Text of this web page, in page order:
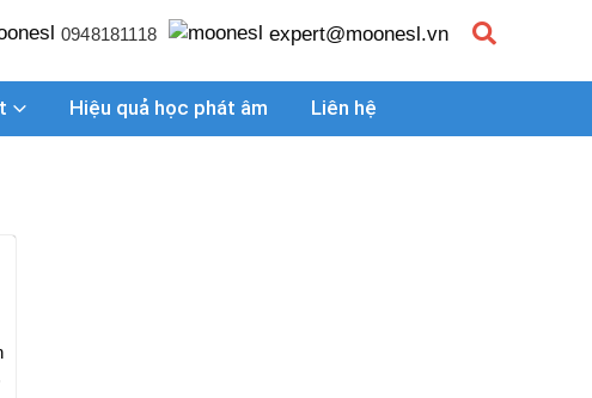
0948181118 expert@moonesl.vn
Hiệu quả học phát âm Liên hệ